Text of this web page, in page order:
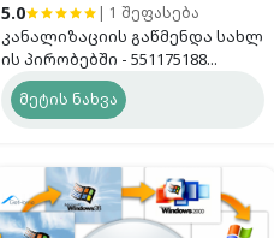
5.0 | 1 შეფასება
კანალიზაციის გაწმენდა სახლ
ის პირობებში - 551175188...
მეტის ნახვა